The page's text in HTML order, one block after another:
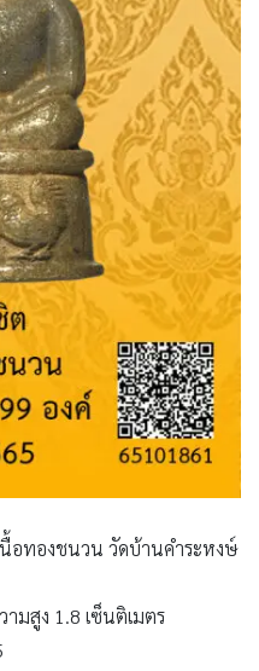
อทองชนวน วัดบ้านคำระหงษ์
มสูง 1.8 เซ็นติเมตร